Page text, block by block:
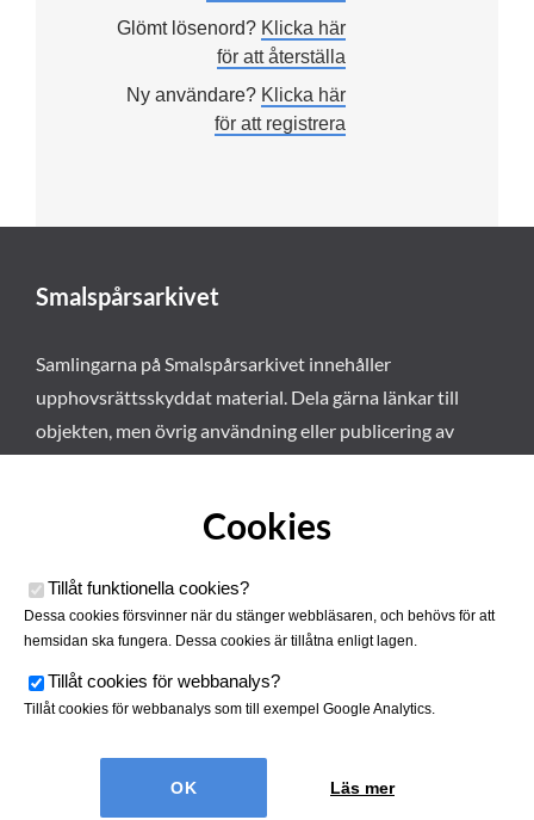
Glömt lösenord? Klicka här
för att återställa
Ny användare? Klicka här
för att registrera
Smalspårsarkivet
Samlingarna på Smalspårsarkivet innehåller
upphovsrättsskyddat material. Dela gärna länkar till
objekten, men övrig användning eller publicering av
Smalspårsarkivet drivs av
Tjustbygdens Järnvägsförening
Cookies
Tillåt funktionella cookies?
Dessa cookies försvinner när du stänger webbläsaren, och behövs för att
hemsidan ska fungera. Dessa cookies är tillåtna enligt lagen.
Tillåt cookies för webbanalys?
Tillåt cookies för webbanalys som till exempel Google Analytics.
Läs mer